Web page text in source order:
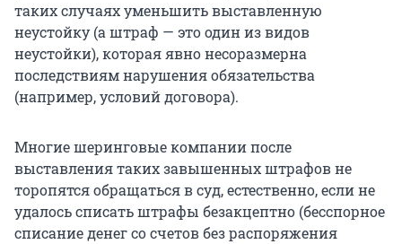
таких случаях уменьшить выставленную
неустойку (а штраф — это один из видов
неустойки), которая явно несоразмерна
последствиям нарушения обязательства
(например, условий договора).
Многие шеринговые компании после
выставления таких завышенных штрафов не
торопятся обращаться в суд, естественно, если не
удалось списать штрафы безакцептно (бесспорное
списание денег со счетов без распоряжения